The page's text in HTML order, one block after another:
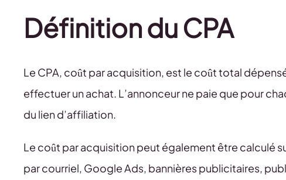
Définition du CPA
Le CPA, coût par acquisition, est le coût total
effectuer un achat. L’annonceur ne paie que pour
du lien d’affiliation.
Le coût par acquisition peut également être calculé
par courriel, Google Ads, bannières publicitaires,